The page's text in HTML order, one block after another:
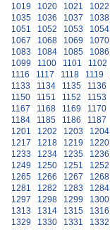
1019 1020 1021 1022
1035
1036 1037 1038
1051
1052 1053 1054
1067
1068 1069 1070
1083
1084 1085 1086
1099
1100 1101 1102
1116
1117 1118 1119
1133
1134 1135 1136
1150
1151 1152 1153
1167
1168 1169 1170
1184
1185 1186 1187
1201
1202 1203 1204
1217
1218 1219 1220
1233
1234 1235 1236
1249
1250 1251 1252
1265
1266 1267 1268
1281
1282 1283 1284
1297
1298 1299 1300
1313
1314 1315 1316
1329
1330 1331 1332